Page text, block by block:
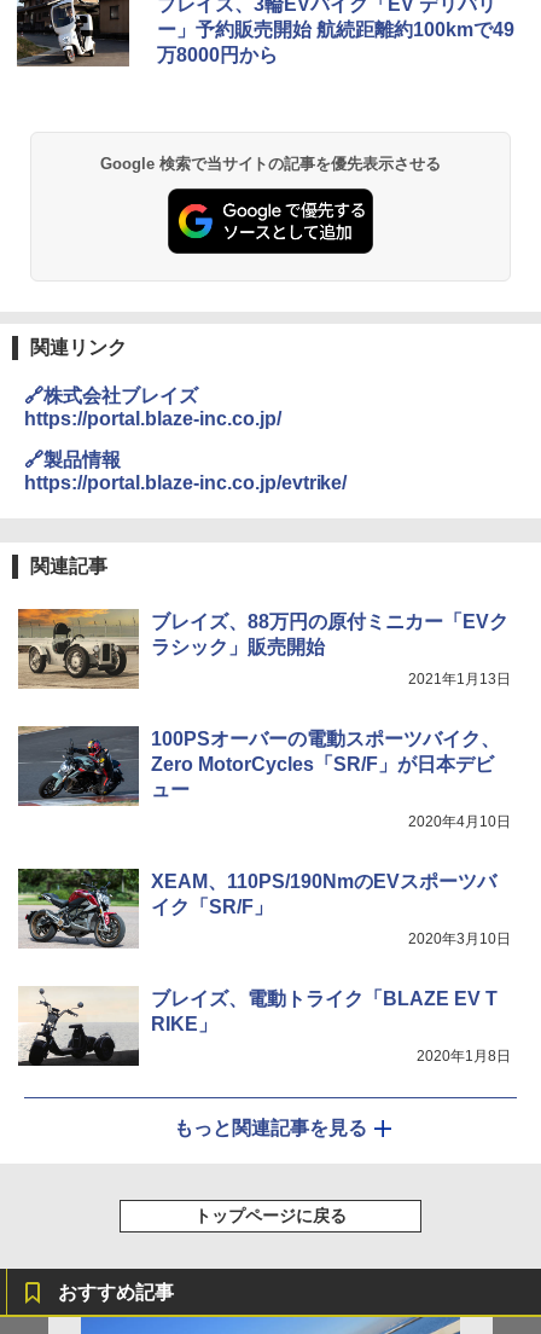
ブレイズ、3輪EVバイク「EV デリバリ
ー」予約販売開始 航続距離約100kmで49
万8000円から
Google 検索で当サイトの記事を優先表示させる
関連リンク
🔗株式会社ブレイズ
https://portal.blaze-inc.co.jp/
🔗製品情報
https://portal.blaze-inc.co.jp/evtrike/
関連記事
ブレイズ、88万円の原付ミニカー「EVク
ラシック」販売開始
2021年1月13日
100PSオーバーの電動スポーツバイク、
Zero MotorCycles「SR/F」が日本デビ
ュー
2020年4月10日
XEAM、110PS/190NmのEVスポーツバ
イク「SR/F」
2020年3月10日
ブレイズ、電動トライク「BLAZE EV T
RIKE」
2020年1月8日
もっと関連記事を見る
トップページに戻る
おすすめ記事